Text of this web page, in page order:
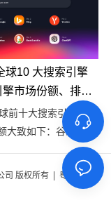
球10 大搜索引擎
擎市场份额、排名
前十大搜索引擎排名
大致如下：谷歌以
份额仍居第一，但相比
有明显下滑；微
）以3.42%的份额
司 版权所有 | 粤ICP备